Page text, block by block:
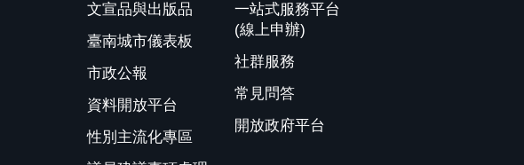
文宣品與出版品
臺南城市儀表板
市政公報
資料開放平台
性別主流化專區
一站式服務平台
(線上申辦)
社群服務
常見問答
開放政府平台